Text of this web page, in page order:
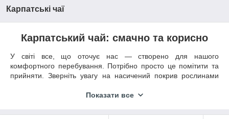
Карпатські чаї
Карпатський чай: смачно та корисно
У світі все, що оточує нас — створено для нашого
комфортного перебування. Потрібно просто це помітити та
прийняти. Зверніть увагу на насичений покрив рослинами
корисні речовини, які дарують здоров'я, силу, енергію при
рослини, засушуємо для чайних заварок.
Показати все